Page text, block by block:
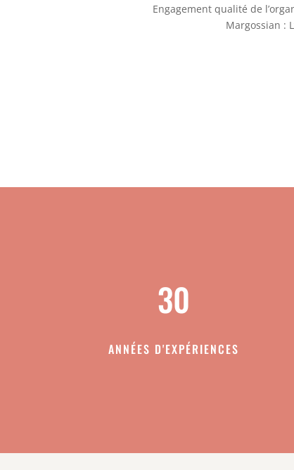
Engagement qualité de
Margossian :
30
ANNÉES D'EXPÉRIENCES